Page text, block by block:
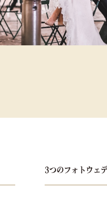
3つのフォトウェ